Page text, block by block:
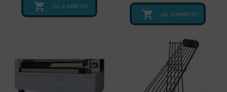
 ¡AL CARRITO!
 ¡AL CARRITO!